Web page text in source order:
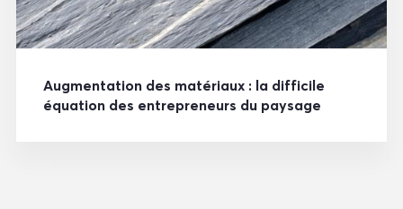
Augmentation des matériaux : la difficile
équation des entrepreneurs du paysage